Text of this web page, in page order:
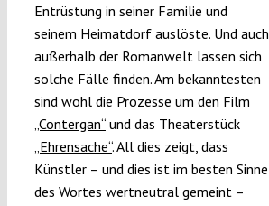
Entrüstung in seiner Familie und
seinem Heimatdorf auslöste. Und auch
außerhalb der Romanwelt lassen sich
solche Fälle finden. Am bekanntesten
sind wohl die Prozesse um den Film
„Contergan“und das Theaterstück
„Ehrensache“. All dies zeigt, dass
Künstler – und dies ist im besten Sinne
des Wortes wertneutral gemeint –